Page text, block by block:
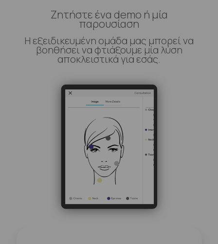
Ζητήστε ένα demo ή μία
παρουσίαση
Η εξειδικευμένη ομάδα μας μπορεί να
βοηθήσει να φτιάξουμε μία λύση
αποκλειστικά για εσάς.